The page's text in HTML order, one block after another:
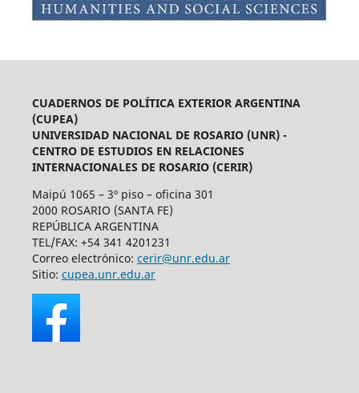
CUADERNOS DE POLÍTICA EXTERIOR ARGENTINA
(CUPEA)
UNIVERSIDAD NACIONAL DE ROSARIO (UNR) -
CENTRO DE ESTUDIOS EN RELACIONES
INTERNACIONALES DE ROSARIO (CERIR)
Maipú 1065 – 3º piso – oficina 301
2000 ROSARIO (SANTA FE)
REPÚBLICA ARGENTINA
TEL/FAX: +54 341 4201231
Correo electrónico: cerir@unr.edu.ar
Sitio: cupea.unr.edu.ar